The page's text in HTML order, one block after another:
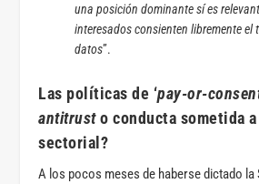
una posición dominante sí es
interesados consienten libremente el
datos”.
Las políticas de ‘pay-or-
antitrusto conducta sometida
sectorial?
A los pocos meses de haberse dictado la